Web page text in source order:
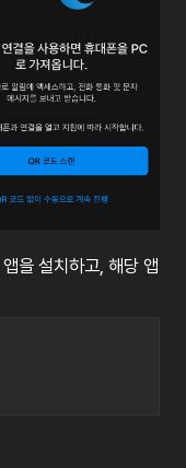
앱을 설치하고 해당 앱